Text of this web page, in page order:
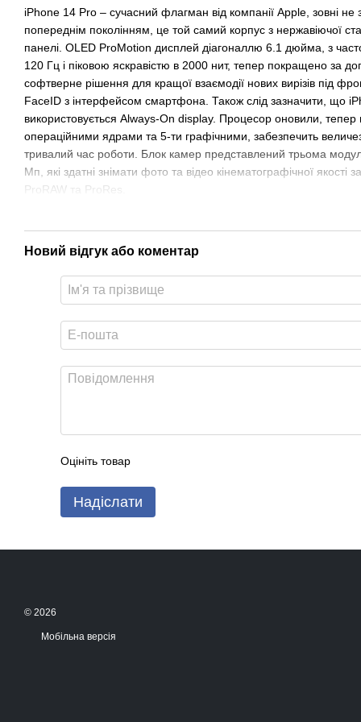
iPhone 14 Pro – сучасний флагман від компанії Apple, зовні не
попереднім поколінням, це той самий корпус з нержавіючої
панелі. OLED ProMotion дисплей діагоналлю 6.1 дюйма, з
120 Гц і піковою яскравістю в 2000 нит, тепер покращено за
софтверне рішення для кращої взаємодії нових вирізів під
FaceID з інтерфейсом смартфона. Також слід зазначити, що
використовується Always-On display. Процесор оновили,
операційними ядрами та 5-ти графічними, забезпечить
тривалий час роботи. Блок камер представлений трьома
Мп, які здатні знімати фото та відео кінематографічної якості
ProRAW та ProRes.
Новий відгук або коментар
Оцініть товар
Надіслати
© 2026
Мобільна версія